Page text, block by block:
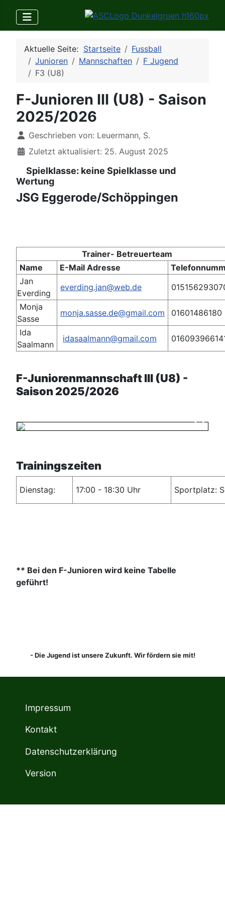
Aktuelle Seite: Startseite
Fussball
Junioren
Mannschaften
F Jugend
F3 (U8)
F-Junioren III (U8) - Saison
2025/2026
Details
Geschrieben von: Leuermann, S.
Zuletzt aktualisiert: 25. August 2025
Spielklasse: keine Spielklasse und
Wertung
JSG Eggerode/Schöppingen
Trainer- Betreuerteam
Name
E-Mail Adresse
Jan
Everding
everding.jan@web.de
Monja
Sasse
monja.sasse.de@gmail.com
01601486180
Ida
Saalmann
idasaalmann@gmail.com
F-Juniorenmannschaft III (U8) -
Saison 2025/2026
Trainingszeiten
Dienstag: 17:00 - 18:30 Uhr Sportplatz:
** Bei den F-Junioren wird keine Tabelle
geführt!
- Die Jugend ist unsere Zukunft. Wir fördern sie mit!
Impressum
Kontakt
Datenschutzerklärung
Version